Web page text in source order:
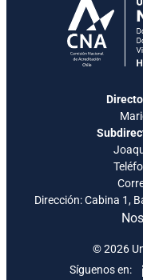
Dirección: Cabina 1,
Síguenos en:
© 2026